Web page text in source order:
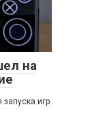
на
игр